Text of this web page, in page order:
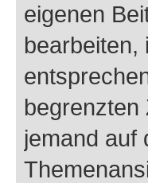
eigenen
bearbeiten,
begrenzten
jemand auf